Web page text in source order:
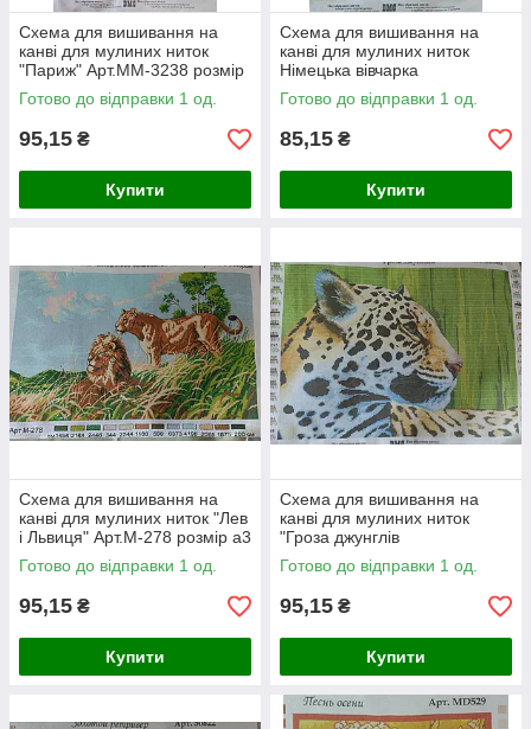
Схема для вишивання на
канві для мулиних ниток
"Париж" Арт.ММ-3238 розмір
а3
Готово до відправки 1 од.
95,15 ₴
Купити
Схема для вишивання на
канві для мулиних ниток
Німецька вівчарка
Арт.ММ-3076 розмір а3
Готово до відправки 1 од.
85,15 ₴
Купити
Схема для вишивання на
канві для мулиних ниток "Лев
і Львиця" Арт.М-278 розмір а3
Готово до відправки 1 од.
95,15 ₴
Купити
Схема для вишивання на
канві для мулиних ниток
"Гроза джунглів
"Арт.ММ.-3053 розмір а3
Готово до відправки 1 од.
95,15 ₴
Купити